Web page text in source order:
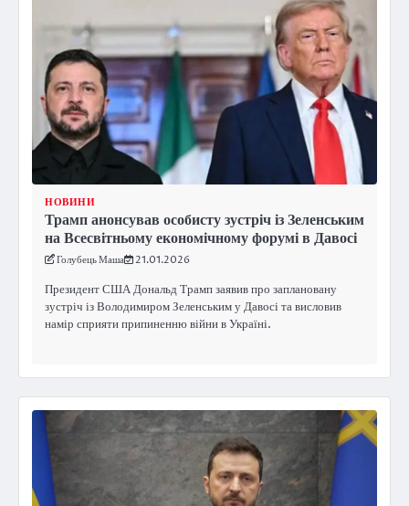
НОВИНИ
Трамп анонсував особисту зустріч із Зеленським
на Всесвітньому економічному форумі в Давосі
Голубець Маша 21.01.2026
Президент США Дональд Трамп заявив про заплановану
зустріч із Володимиром Зеленським у Давосі та висловив
намір сприяти припиненню війни в Україні.